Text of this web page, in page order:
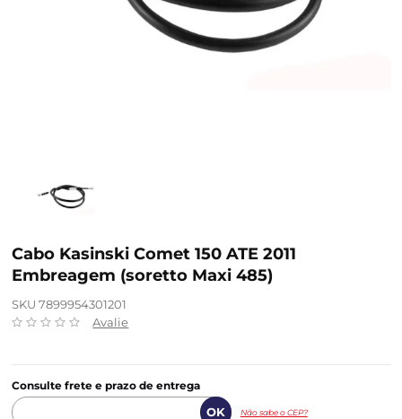
Cabo Kasinski Comet 150 ATE 2011
Embreagem (soretto Maxi 485)
SKU 7899954301201
Avalie
Consulte frete e prazo de entrega
Não sabe o CEP?